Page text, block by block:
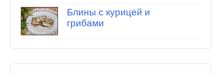
Блины с курицей и
грибами